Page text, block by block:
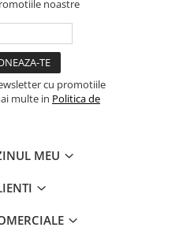
noastre
cu promotiile
multe in Politica de
MEU